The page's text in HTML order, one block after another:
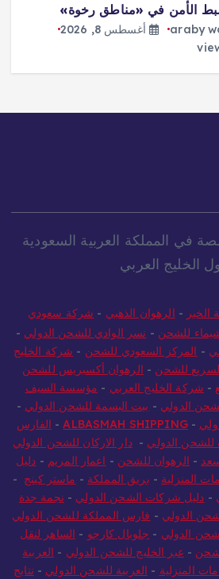
ستنتهي و«هرمز» سيفتح
araby
في المملكة العربية السعودية
الخير- الرهوان الذهبي-
شركة سعودي
للشحن-نسر الوادي للشحن الدولي-
-المركز السعودي للشحن-شركة الخليج
للشحن- الرهوان أكسبريس للشحن
-شركة الخليج العربي -مؤسسة السيف
الدولي-بيت البسمة للشحن الدولي-
-
ALBASMAH SHIPPING
-الفارس
الدولي-دار الاركان للشحن الدولي
-الرهوان للشحن-اعمار المريم -دليل
المنزلية-بريق المملكة- ماستر كينج-
-دليل شركات الشحن الدولي -نجمة جدة
الدولي - فارس المملكة للشحن الدولي
الدولي-جلوبال كارجو-الساهر لنقل
-عبر الخليج للشحن الدولي -العربية